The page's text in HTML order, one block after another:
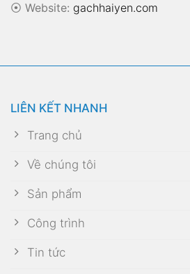
⦿ Website: gachhaiyen.com
LIÊN KẾT NHANH
Trang chủ
Về chúng tôi
Sản phẩm
Công trình
Tin tức